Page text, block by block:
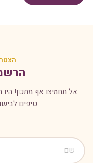
אל תחמיצו אף מתכון!
טיפים